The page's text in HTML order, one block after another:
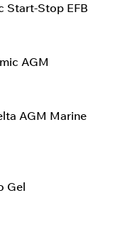
Start-Stop EFB
AGM
AGM Marine
Gel